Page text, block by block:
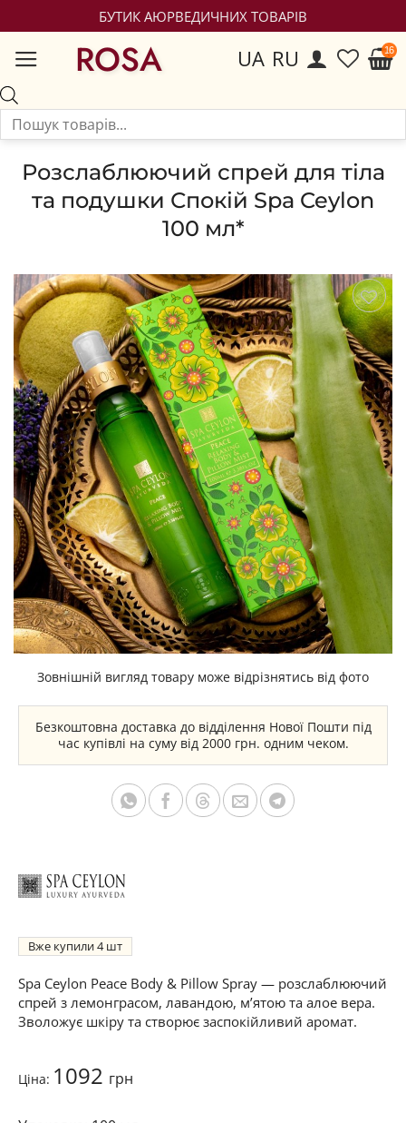
БУТИК АЮРВЕДИЧНИХ ТОВАРІВ
ROSA UA RU
Розслаблюючий спрей для тіла
та подушки Спокій Spa Ceylon
100 мл*
Зберегти
Зовнішній вигляд товару може відрізнятись від фото
Безкоштовна доставка до відділення Нової Пошти під
час купівлі на суму від 2000 грн. одним чеком.
Вже купили4
Spa Ceylon Peace Body & Pillow Spray — розслаблюючий
спрей з лемонграсом, лавандою, м’ятою та алое вера.
Зволожує шкіру та створює заспокійливий аромат.
Ціна: 1092 грн